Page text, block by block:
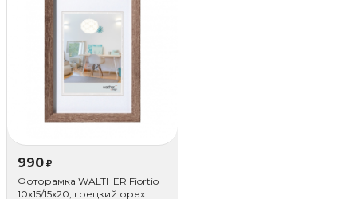
990 ₽
Фоторамка WALTHER Fiortio
10x15/15х20, грецкий орех